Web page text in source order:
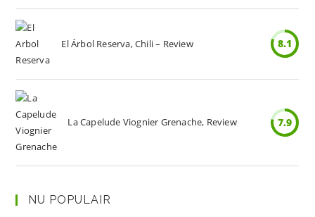
El Árbol Reserva, Chili – Review 8.1
La Capelude Viognier Grenache, Review 7.9
NU POPULAIR